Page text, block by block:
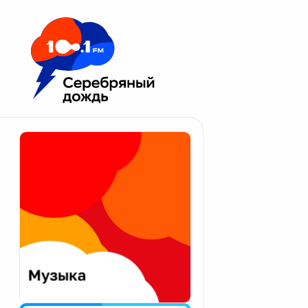
Москва 100.1 FM
Апатиты
Екатеринбург
Калининград
Калуга